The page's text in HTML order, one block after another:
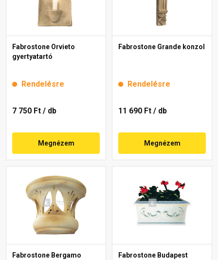
Fabrostone Orvieto
gyertyatartó
Rendelésre
7 750 Ft / db
Megnézem
Fabrostone Grande konzol
Rendelésre
11 690 Ft / db
Megnézem
Fabrostone Bergamo
Fabrostone Budapest